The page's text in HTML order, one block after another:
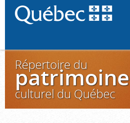
Répertoire du
patrimoine
culturel du Québec